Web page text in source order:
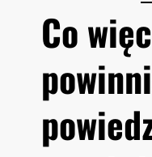
Co więc